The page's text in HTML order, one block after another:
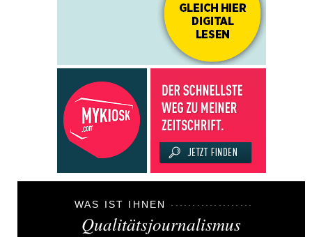
WAS IST IHNEN
Qualitätsjournalismus